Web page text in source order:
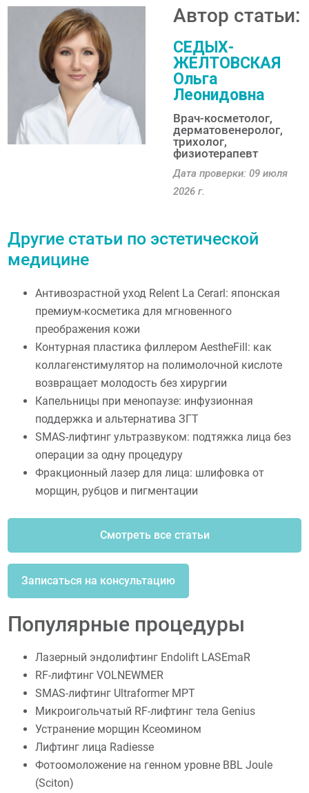
Автор статьи:
СЕДЫХ-
ЖЕЛТОВСКАЯ
Ольга
Леонидовна
Врач-косметолог,
дерматовенеролог,
трихолог,
физиотерапевт
Дата проверки: 09 июля
2026 г.
Другие статьи по эстетической
медицине
Антивозрастной уход Relent La Cerarl: японская
премиум-косметика для мгновенного
преображения кожи
Контурная пластика филлером AestheFill: как
коллагенстимулятор на полимолочной кислоте
возвращает молодость без хирургии
Капельницы при менопаузе: инфузионная
поддержка и альтернатива ЗГТ
SMAS-лифтинг ультразвуком: подтяжка лица без
операции за одну процедуру
Фракционный лазер для лица: шлифовка от
морщин, рубцов и пигментации
Смотреть все статьи
Записаться на консультацию
Популярные процедуры
Лазерный эндолифтинг Endolift LASEmaR
RF-лифтинг VOLNEWMER
SMAS-лифтинг Ultraformer MPT
Микроигольчатый RF-лифтинг тела Genius
Устранение морщин Ксеомином
Лифтинг лица Radiesse
Фотоомоложение на генном уровне BBL Joule
(Sciton)